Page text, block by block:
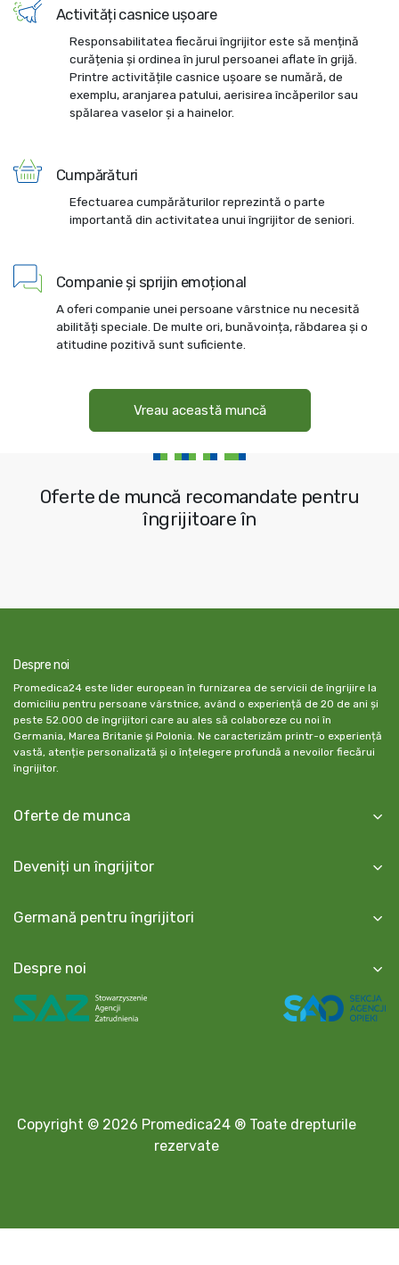
Activități casnice ușoare
Responsabilitatea fiecărui îngrijitor este să mențină
curățenia și ordinea în jurul persoanei aflate în grijă.
Printre activitățile casnice ușoare se numără, de
exemplu, aranjarea patului, aerisirea încăperilor sau
spălarea vaselor și a hainelor.
Cumpărături
Efectuarea cumpărăturilor reprezintă o parte
importantă din activitatea unui îngrijitor de seniori.
Companie și sprijin emoțional
A oferi companie unei persoane vârstnice nu necesită
abilități speciale. De multe ori, bunăvoința, răbdarea și o
atitudine pozitivă sunt suficiente.
Vreau această muncă
Oferte de muncă recomandate pentru
îngrijitoare în
Despre noi
Promedica24 este lider european în furnizarea de servicii de îngrijire la
domiciliu pentru persoane vârstnice, având o experiență de 20 de ani și
peste 52.000 de îngrijitori care au ales să colaboreze cu noi în
Germania, Marea Britanie și Polonia. Ne caracterizăm printr-o experiență
vastă, atenție personalizată și o înțelegere profundă a nevoilor fiecărui
îngrijitor.
Oferte de munca
Deveniți un îngrijitor
Germană pentru îngrijitori
Despre noi
Copyright © 2026 Promedica24 ® Toate drepturile
rezervate